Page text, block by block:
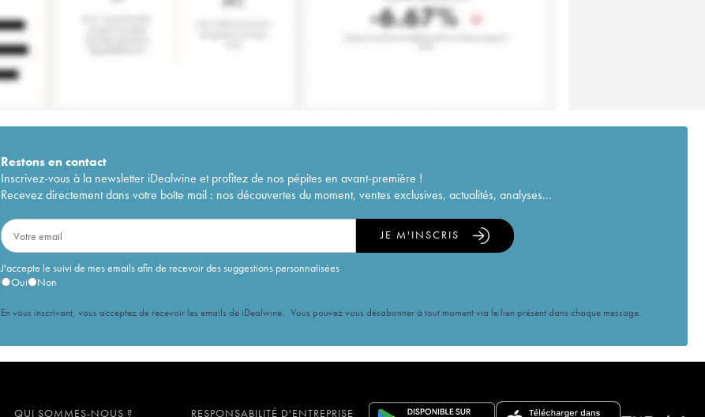
Restons encontact
Inscrivez-vous à la newsletter iDealwine et profitez de nos pépites en avant-première !
Recevez directement dans votre boîte mail : nos découvertes du moment, ventes exclusives, actualités, analyses...
J'accepte le suivi de mes emails afin de recevoir des suggestions personnalisées
Oui
Non
JE M'INSCRIS
En vous inscrivant, vous acceptez de recevoir les emails de iDealwine. Vous pouvez vous désabonner à tout moment via le lien présent dans chaque message.
QUI SOMMES-NOUS ? RESPONSABILITÉ D'ENTREPRISE